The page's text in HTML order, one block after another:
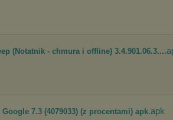
(Notatnik - chmura i offline) 3.4.901.06.3...
7.3 (4079033) (z procentami) apk.apk